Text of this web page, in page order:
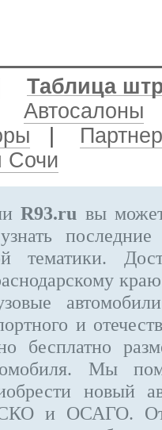
Таблица
Автосалоны
Сочи
R93.ru вы
тематики.
и
бесплатно
Мы
новый
и ОСАГО.